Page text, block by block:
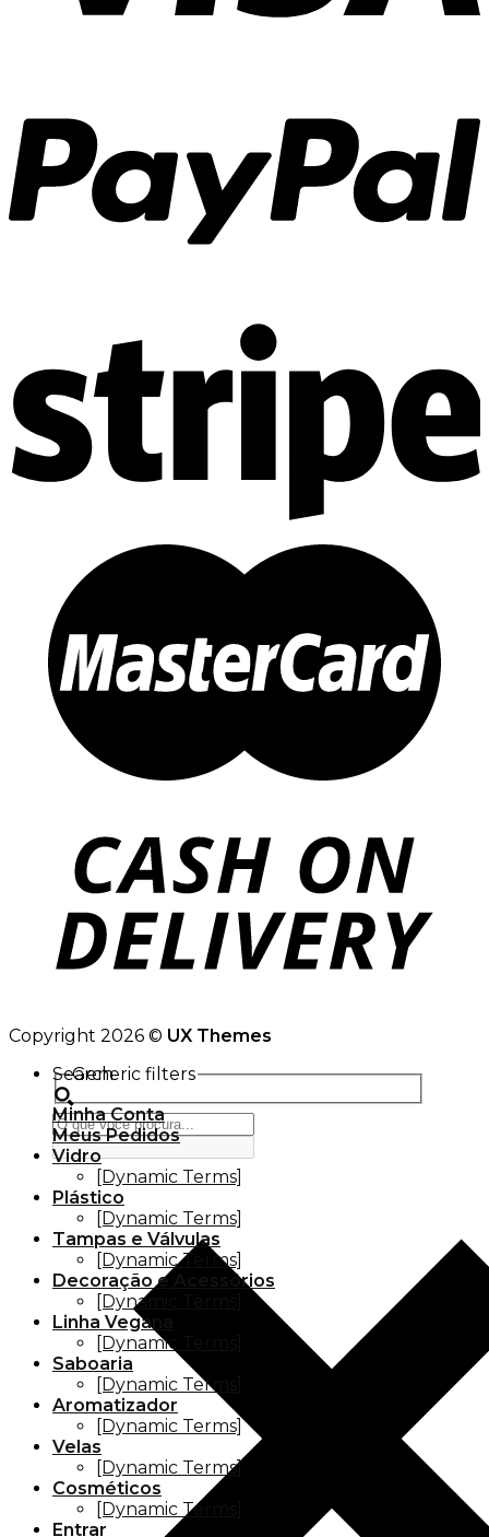
Copyright 2026 © UX Themes
Search
Generic filters
Minha Conta
Meus Pedidos
Vidro
[Dynamic Terms]
Plástico
[Dynamic Terms]
Tampas e Válvulas
[Dynamic Terms]
Decoração e Acessórios
[Dynamic Terms]
Linha Vegana
[Dynamic Terms]
Saboaria
[Dynamic Terms]
Aromatizador
[Dynamic Terms]
Velas
[Dynamic Terms]
Cosméticos
[Dynamic Terms]
Entrar